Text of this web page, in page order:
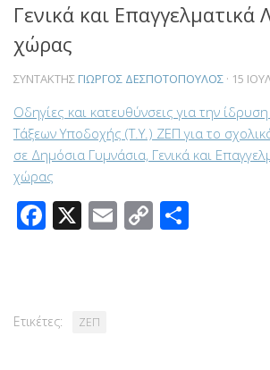
Γενικά και Επαγγελματικά
χώρας
ΣΥΝΤΆΚΤΗΣ ΓΙΏΡΓΟΣ ΔΕΣΠΟΤΌΠΟΥΛΟΣ · 15
Οδηγίες και κατευθύνσεις για την
Τάξεων Υποδοχής (Τ.Υ.) ΖΕΠ για το
σε Δημόσια Γυμνάσια, Γενικά και
χώρας
Facebook
X Email
Copy
Ετικέτες: ΖΕΠ